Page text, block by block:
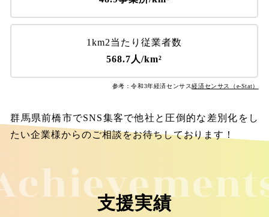
1km2当たり従業者数
568.7人/km²
参考：令和3年経済センサス経済センサス（e-Stat）
群馬県前橋市でSNS集客で他社と圧倒的な差別化をし
たい企業様からのご相談をお待ちしております！
支援実績